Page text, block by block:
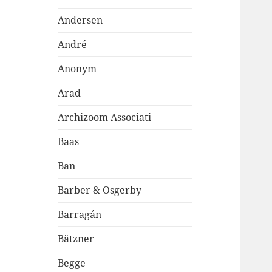
Andersen
André
Anonym
Arad
Archizoom Associati
Baas
Ban
Barber & Osgerby
Barragán
Bätzner
Begge